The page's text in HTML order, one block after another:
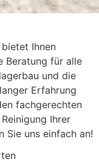
Ihnen
Beratung für alle
und die
Erfahrung
fachgerechten
Ihrer
Sie uns einfach an!